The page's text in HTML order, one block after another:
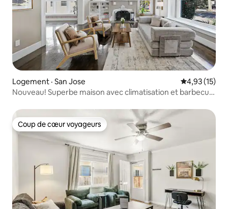
Logement · San Jose Note
4,93 (15)
Nouveau! Superbe maison avec climatisation et barbecue
Coup de cœur voyageurs
Coup de cœur voyageurs